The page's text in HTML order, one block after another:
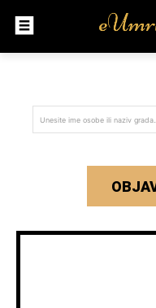
Unesite ime osobe ili naziv grada...